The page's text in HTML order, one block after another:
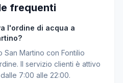
frequenti
l'ordine di acqua a
Martino con Fontilio
Il servizio clienti è attivo
7:00 alle 22:00.